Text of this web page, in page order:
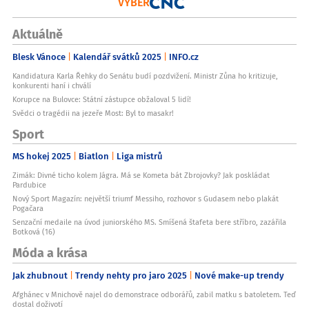
Aktuálně
Blesk Vánoce Kalendář svátků 2025 INFO.cz
Kandidatura Karla Řehky do Senátu budí pozdvižení. Ministr Zůna ho kritizuje,
konkurenti haní i chválí
Korupce na Bulovce: Státní zástupce obžaloval 5 lidí!
Svědci o tragédii na jezeře Most: Byl to masakr!
Sport
MS hokej 2025 Biatlon Liga mistrů
Zimák: Divné ticho kolem Jágra. Má se Kometa bát Zbrojovky? Jak poskládat
Pardubice
Nový Sport Magazín: největší triumf Messiho, rozhovor s Gudasem nebo plakát
Pogačara
Senzační medaile na úvod juniorského MS. Smíšená štafeta bere stříbro, zazářila
Botková (16)
Móda a krása
Jak zhubnout Trendy nehty pro jaro 2025 Nové make-up trendy
Afghánec v Mnichově najel do demonstrace odborářů, zabil matku s batoletem. Teď
dostal doživotí